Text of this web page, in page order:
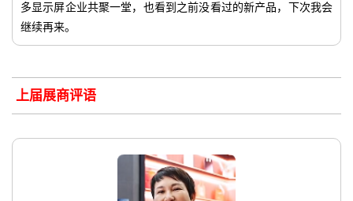
多显示屏企业共聚一堂，也看到之前没看过的新产品，下次我会
继续再来。
上届展商评语